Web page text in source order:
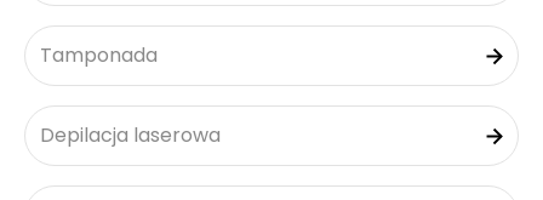
Tamponada
Depilacja laserowa